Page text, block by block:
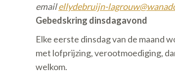
emailellydebruijn-
Gebedskring dinsdagavond
Elke eerste dinsdag van de maand
met lofprijzing, verootmoediging,
welkom.